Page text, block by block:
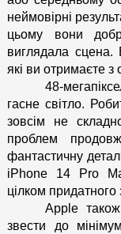
неймовірні
цьому вони
виглядала сцена.
які ви отримаєте
48-
гасне світло.
зовсім не
проблем
фантастичну
iPhone 14 Pro
цілком придатного
Apple
звести до